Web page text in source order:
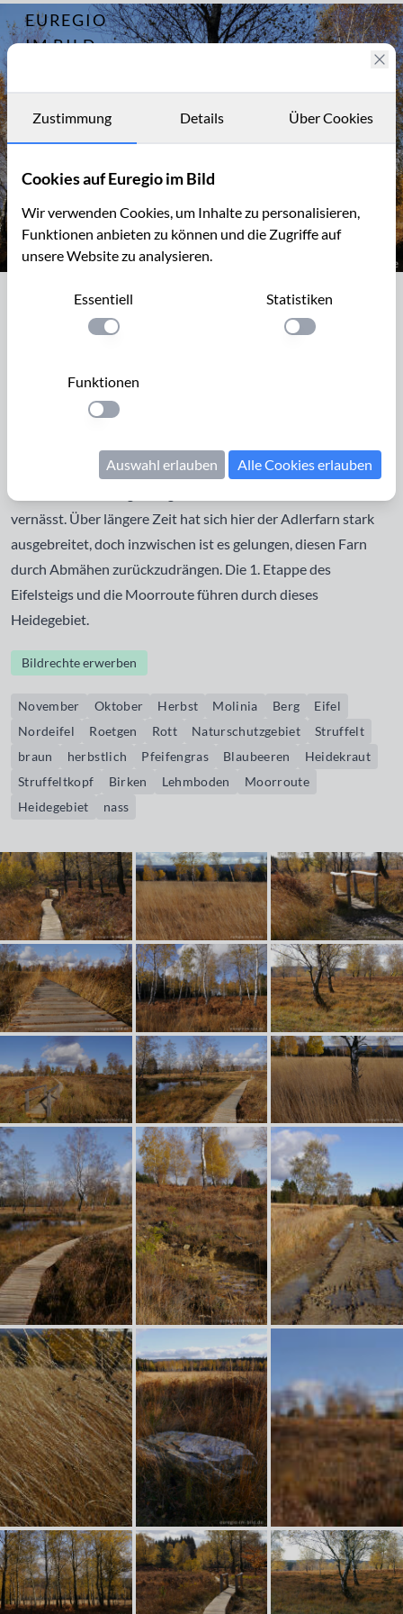
EUREGIO
IM BILD
Archiv
Kontakt
Archiv 8493
Auf dem Struffelt bei Roetgen
Höhe ist er der „Hausberg“ von Rott. Während der Berg
rundum bewaldet ist, wachsen oben auf dem Struffeltkopf
Birken. Der nährstoffarme Lehmboden ist aufgrund der
vernässt. Über längere Zeit hat sich hier derAdlerfarn stark
ausgebreitet, doch inzwischen ist es gelungen, diesen Farn
durch Abmähen zurückzudrängen. Die 1. Etappe des
Eifelsteigs und die Moorrouteführen durch dieses
Heidegebiet.
Bildrechte erwerben
November Oktober Herbst Molinia Berg
Eifel
Nordeifel
Roetgen Rott Naturschutzgebiet
Struffelt
braun
herbstlich Pfeifengras Blaubeeren
Heidekraut
Struffeltkopf
Birken Lehmboden
Moorroute
Heidegebiet
nass
Zustimmung Details Über Cookies
Cookies auf Euregio im Bild
Wir verwenden Cookies, um Inhalte zu personalisieren,
Funktionen anbieten zu können und die Zugriffe auf
unsere Website zu analysieren.
Essentiell
Einstellung anwenden
Statistiken
Einstellung
Funktionen
Einstellung anwenden
Auswahl erlauben Alle Cookies erlauben